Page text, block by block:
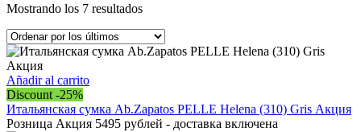
Mostrando los 7 resultadosOrdenado
los
últimos
Añadir al carrito
Discount -25%
Итальянская сумка Ab.Zapatos PELLE Helena (310) Gris Акция
Розница Акция 5495 рублей - доставка включена